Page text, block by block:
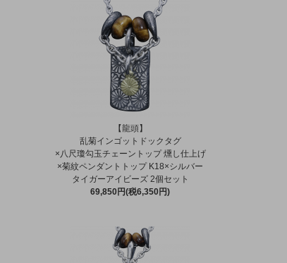
【龍頭】
乱菊インゴットドックタグ
×八尺瓊勾玉チェーントップ 燻し仕上げ
×菊紋ペンダントトップ K18×シルバー
タイガーアイビーズ 2個セット
69,850円(税6,350円)